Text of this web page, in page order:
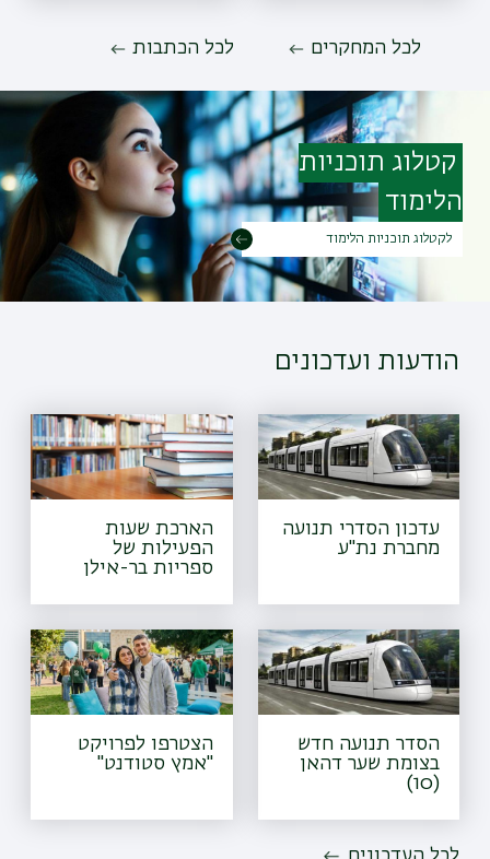
לכל המחקרים לכל הכתבות
קטלוג תוכניות
הלימוד
לקטלוג תוכניות הלימוד
הודעות ועדכונים
עדכון הסדרי תנועה
מחברת נת"ע
הארכת שעות
הפעילות של
ספריות בר-אילן
הסדר תנועה חדש
בצומת שער דהאן
(10)
הצטרפו לפרויקט
"אמץ סטודנט"